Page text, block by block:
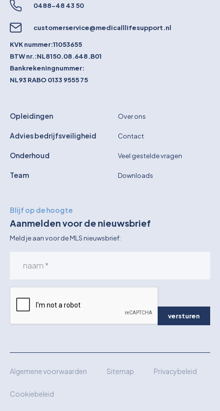
0488-48 43 50
customerservice@medicalllifesupport.nl
KVK nummer:11053655
BTW nr.:NL8150.08.648.B01
Bankrekeningnummer:
NL93 RABO 0133 9555 75
Opleidingen
Advies bedrijfsveiligheid
Onderhoud
Team
Over ons
Contact
Veel gestelde vragen
Downloads
Blijf op de hoogte
Aanmelden voor de nieuwsbrief
Meld je aan voor de MLS nieuwsbrief:
versturen
Algemene voorwaarden Sitemap Privacybeleid
Cookiebeleid